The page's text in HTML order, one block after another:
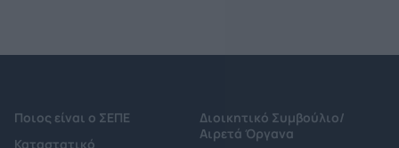
Ποιος είναι ο ΣΕΠΕ
Καταστατικό
Διοικητικό Συμβούλιο/
Αιρετά Όργανα